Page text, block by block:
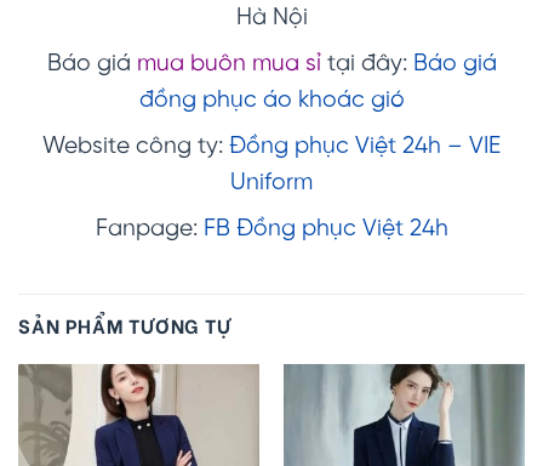
Hà Nội
Báo giá mua buôn mua sỉ tại đây: Báo giá
đồng phục áo khoác gió
Website công ty: Đồng phục Việt 24h – VIE
Uniform
Fanpage: FB Đồng phục Việt 24h
SẢN PHẨM TƯƠNG TỰ